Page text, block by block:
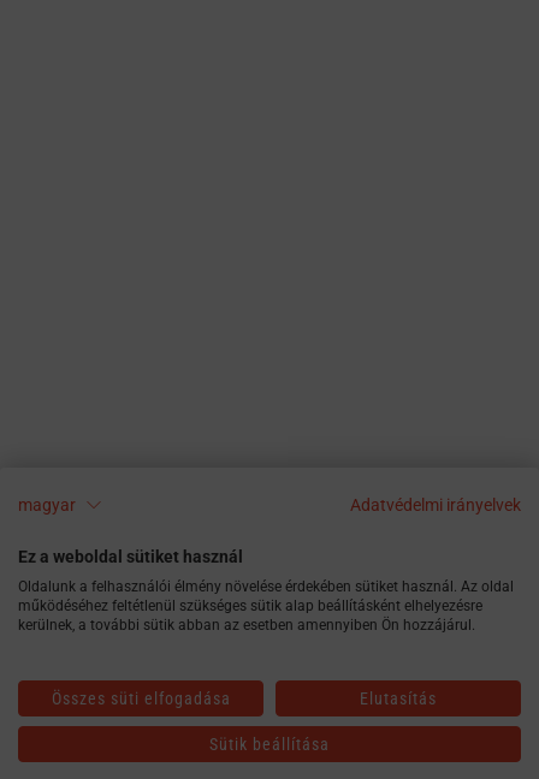
magyar Adatvédelmi irányelvek
Ez a weboldal sütiket használ
Oldalunk a felhasználói élmény növelése érdekében sütiket használ. Az oldal
működéséhez feltétlenül szükséges sütik alap beállításként elhelyezésre
kerülnek, a további sütik abban az esetben amennyiben Ön hozzájárul.
Összes süti elfogadása Elutasítás
Sütik beállítása